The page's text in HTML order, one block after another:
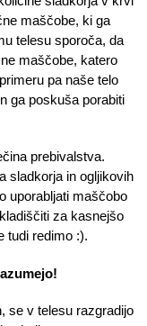
maščobe, ki ga
telesu sporoča, da
maščobe, katero
pa naše telo
ga poskuša porabiti
prebivalstva.
sladkorja in ogljikovih
uporabljati maščobo
za kasnejšo
tudi redimo :).
se v telesu razgradijo